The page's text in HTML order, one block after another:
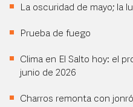
La oscuridad de mayo; la
Prueba de fuego
Clima en El Salto hoy: el
junio de 2026
Charros remonta con